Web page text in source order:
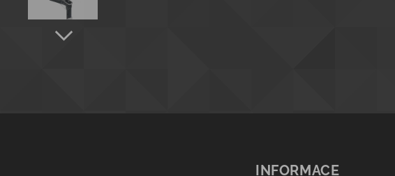
INFORMACE